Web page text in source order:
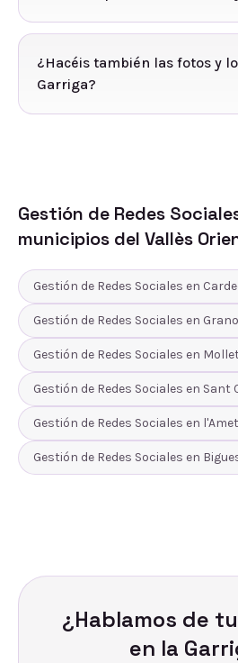
¿Hacéis también las fotos y
Garriga?
Gestión de Redes
municipios del Vallès
Gestión de Redes Sociales en
Gestión de Redes Sociales en
Gestión de Redes Sociales en
Gestión de Redes Sociales en Sant
Gestión de Redes Sociales en
Gestión de Redes Sociales en
¿Hablamos de
en la